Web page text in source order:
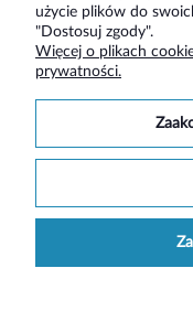
użycie plików do
"Dostosuj zgody".
Więcej o plikach
prywatności.